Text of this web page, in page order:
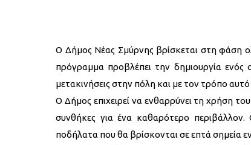
Ο Δήμος Νέας Σμύρνης βρίσκεται στη φάση
πρόγραμμα προβλέπει την δημιουργία
μετακινήσεις στην πόλη και με τον τρόπο
Ο Δήμος επιχειρεί να ενθαρρύνει τη χρήση
συνθήκες για ένα καθαρότερο
ποδήλατα που θα βρίσκονται σε επτά σημεία